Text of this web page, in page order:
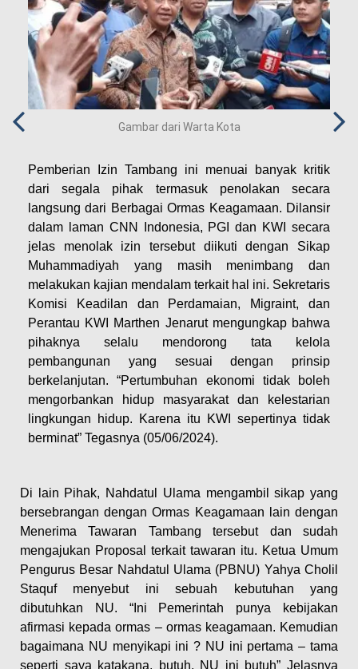
Gambar dari Warta Kota
Pemberian Izin Tambang ini menuai banyak kritik
dari segala pihak termasuk penolakan secara
langsung dari Berbagai Ormas Keagamaan. Dilansir
dalam laman CNN Indonesia, PGI dan KWI secara
jelas menolak izin tersebut diikuti dengan Sikap
Muhammadiyah yang masih menimbang dan
melakukan kajian mendalam terkait hal ini. Sekretaris
Komisi Keadilan dan Perdamaian, Migraint, dan
Perantau KWI Marthen Jenarut mengungkap bahwa
pihaknya selalu mendorong tata kelola
pembangunan yang sesuai dengan prinsip
berkelanjutan. “Pertumbuhan ekonomi tidak boleh
mengorbankan hidup masyarakat dan kelestarian
lingkungan hidup. Karena itu KWI sepertinya tidak
berminat” Tegasnya (05/06/2024).
Di lain Pihak, Nahdatul Ulama mengambil sikap yang
bersebrangan dengan Ormas Keagamaan lain dengan
Menerima Tawaran Tambang tersebut dan sudah
mengajukan Proposal terkait tawaran itu. Ketua Umum
Pengurus Besar Nahdatul Ulama (PBNU) Yahya Cholil
Staquf menyebut ini sebuah kebutuhan yang
dibutuhkan NU. “Ini Pemerintah punya kebijakan
afirmasi kepada ormas – ormas keagamaan. Kemudian
bagaimana NU menyikapi ini ? NU ini pertama – tama
seperti saya katakana, butuh, NU ini butuh” Jelasnya